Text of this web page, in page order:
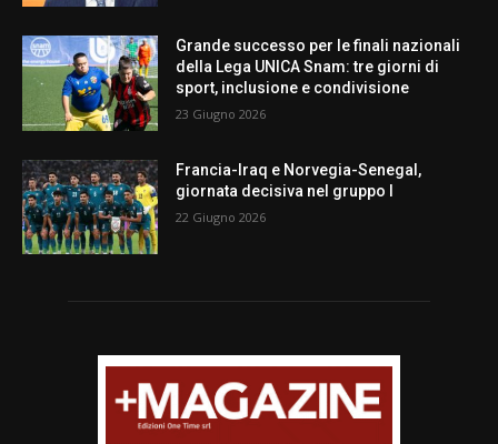
Grande successo per le finali nazionali
della Lega UNICA Snam: tre giorni di
sport, inclusione e condivisione
23 Giugno 2026
Francia-Iraq e Norvegia-Senegal,
giornata decisiva nel gruppo I
22 Giugno 2026